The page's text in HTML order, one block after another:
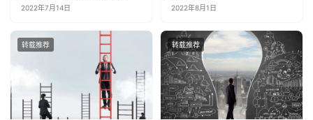
2022年7月14日 2022年8月1日
转载推荐 转载推荐